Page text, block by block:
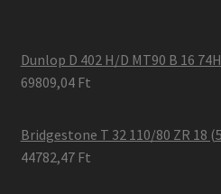
Dunlop D 402 H/D MT90 B 16
69809,04 Ft
Bridgestone T 32 110/80 ZR 18
44782,47 Ft